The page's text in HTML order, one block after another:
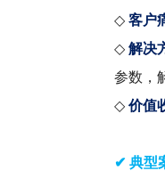
◇ 客户
◇ 解决
参数，
◇ 价值
✔ 典型